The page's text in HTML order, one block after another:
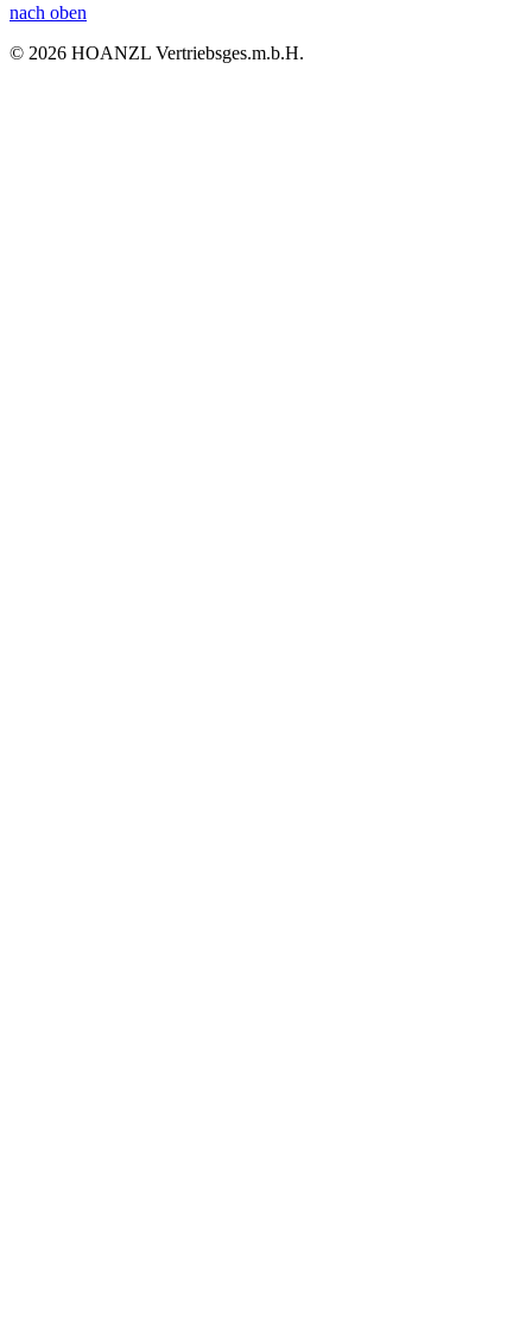
nach oben
© 2026 HOANZL Vertriebsges.m.b.H.